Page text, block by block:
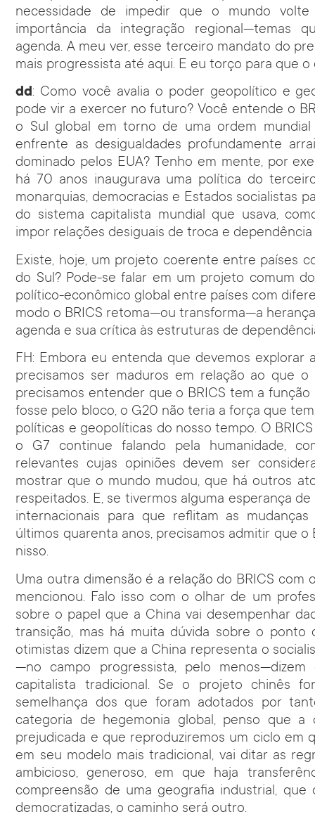
necessidade de impedir que o mundo
importância da integração regional—temas
agenda. A meu ver, esse terceiro mandato do
mais progressista até aqui. E eu torço para que
dd: Como você avalia o poder geopolítico e
pode vir a exercer no futuro? Você entende o
o Sul global em torno de uma ordem
enfrente as desigualdades profundamente
dominado pelos EUA? Tenho em mente, por
há 70 anos inaugurava uma política do
monarquias, democracias e Estados socialistas
do sistema capitalista mundial que usava,
impor relações desiguais de troca e
Existe, hoje, um projeto coerente entre países
do Sul? Pode-se falar em um projeto comum
político-econômico global entre países com
modo o BRICS retoma—ou transforma—a
agenda e sua crítica às estruturas de
FH: Embora eu entenda que devemos explorar
precisamos ser maduros em relação ao que o
precisamos entender que o BRICS tem a
fosse pelo bloco, o G20 não teria a força que
políticas e geopolíticas do nosso tempo. O
o G7 continue falando pela humanidade,
relevantes cujas opiniões devem ser
mostrar que o mundo mudou, que há outros
respeitados. E, se tivermos alguma esperança
internacionais para que reflitam as
últimos quarenta anos, precisamos admitir que
nisso.
Uma outra dimensão é a relação do BRICS
mencionou. Falo isso com o olhar de um
sobre o papel que a China vai desempenhar
transição, mas há muita dúvida sobre o ponto
otimistas dizem que a China representa o
—no campo progressista, pelo
capitalista tradicional. Se o projeto chinês
semelhança dos que foram adotados por
categoria de hegemonia global, penso que
prejudicada e que reproduziremos um ciclo em
em seu modelo mais tradicional, vai ditar as
ambicioso, generoso, em que haja
compreensão de uma geografia industrial,
democratizadas, o caminho será outro.